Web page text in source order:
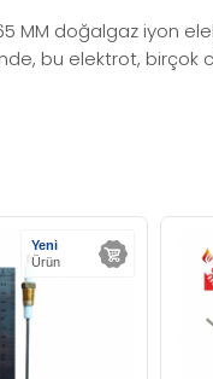
MM doğalgaz iyon
bu elektrot, birçok